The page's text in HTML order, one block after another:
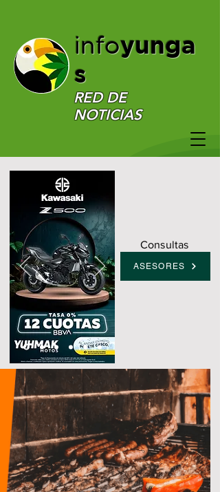
infoyunga
s
RED DE
NOTICIAS
Consultas
ASESORES